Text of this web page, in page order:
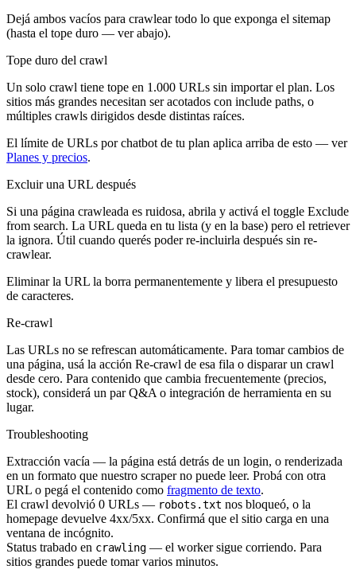
Dejá ambos vacíos para crawlear todo lo que exponga el sitemap
(hasta el tope duro — ver abajo).
Tope duro del crawl
Un solo crawl tiene tope en 1.000 URLs sin importar el plan. Los
sitios más grandes necesitan ser acotados con include paths, o
múltiples crawls dirigidos desde distintas raíces.
El límite de URLs por chatbot de tu plan aplica arriba de esto — ver
Planes y precios.
Excluir una URL después
Si una página crawleada es ruidosa, abrila y activá el toggle Exclude
from search. La URL queda en tu lista (y en la base) pero el retriever
la ignora. Útil cuando querés poder re-incluirla después sin re-
crawlear.
Eliminar la URL la borra permanentemente y libera el presupuesto
de caracteres.
Re-crawl
Las URLs no se refrescan automáticamente. Para tomar cambios de
una página, usá la acción Re-crawl de esa fila o disparar un crawl
desde cero. Para contenido que cambia frecuentemente (precios,
stock), considerá un par Q&A o integración de herramienta en su
lugar.
Troubleshooting
Extracción vacía — la página está detrás de un login, o renderizada
en un formato que nuestro scraper no puede leer. Probá con otra
URL o pegá el contenido como fragmento de texto.
El crawl devolvió 0 URLs — robots.txt nos bloqueó, o la
homepage devuelve 4xx/5xx. Confirmá que el sitio carga en una
ventana de incógnito.
Status trabado en crawling — el worker sigue corriendo. Para
sitios grandes puede tomar varios minutos.